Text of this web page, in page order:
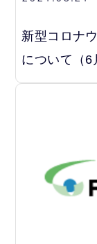
新型コロナ
について（6